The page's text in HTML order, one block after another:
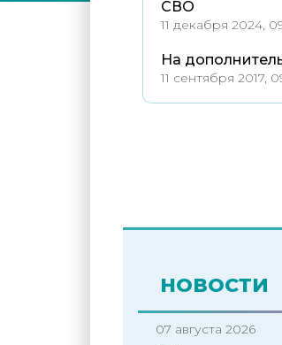
СВО
11 декабря 2024,
На
11 сентября 2017,
НОВОСТИ
07 августа 2026